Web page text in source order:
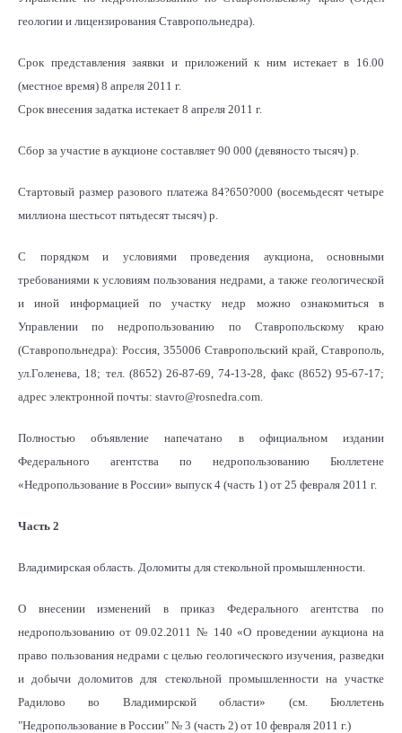
геологии и лицензирования Ставропольнедра).
Срок представления заявки и приложений к ним истекает в 16.00
(местное время) 8 апреля 2011 г.
Срок внесения задатка истекает 8 апреля 2011 г.
Сбор за участие в аукционе составляет 90 000 (девяносто тысяч) р.
Стартовый размер разового платежа 84?650?000 (восемьдесят четыре
миллиона шестьсот пятьдесят тысяч) р.
С порядком и условиями проведения аукциона, основными
требованиями к условиям пользования недрами, а также геологической
и иной информацией по участку недр можно ознакомиться в
Управлении по недропользованию по Ставропольскому краю
(Ставропольнедра): Россия, 355006 Ставропольский край, Ставрополь,
ул.Голенева, 18; тел. (8652) 26-87-69, 74-13-28, факс (8652) 95-67-17;
адрес электронной почты: stavro@rosnedra.com.
Полностью объявление напечатано в официальном издании
Федерального агентства по недропользованию Бюллетене
«Недропользование в России» выпуск 4 (часть 1) от 25 февраля 2011 г.
Часть 2
Владимирская область. Доломиты для стекольной промышленности.
О внесении изменений в приказ Федерального агентства по
недропользованию от 09.02.2011 № 140 «О проведении аукциона на
право пользования недрами с целью геологического изучения, разведки
и добычи доломитов для стекольной промышленности на участке
Радилово во Владимирской области» (см. Бюллетень
"Недропользование в России" № 3 (часть 2) от 10 февраля 2011 г.)